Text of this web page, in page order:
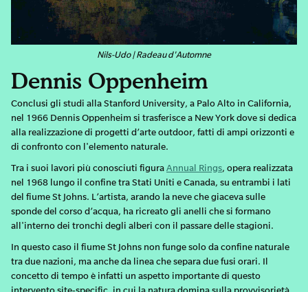
Nils-Udo | Radeau d'Automne
Dennis Oppenheim
Conclusi gli studi alla Stanford University, a Palo Alto in California,
nel 1966 Dennis Oppenheim si trasferisce a New York dove si dedica
alla realizzazione di progetti d’arte outdoor, fatti di ampi orizzonti e
di confronto con l'elemento naturale.
Tra i suoi lavori più conosciuti figura Annual Rings, opera realizzata
nel 1968 lungo il confine tra Stati Uniti e Canada, su entrambi i lati
del fiume St Johns. L’artista, arando la neve che giaceva sulle
sponde del corso d’acqua, ha ricreato gli anelli che si formano
all'interno dei tronchi degli alberi con il passare delle stagioni.
In questo caso il fiume St Johns non funge solo da confine naturale
tra due nazioni, ma anche da linea che separa due fusi orari. Il
concetto di tempo è infatti un aspetto importante di questo